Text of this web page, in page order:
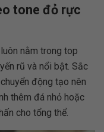
tone đỏ rực
nằm trong top
rũ và nổi bật. Sắc
động tạo nên
thêm đá nhỏ hoặc
cho tổng thể.